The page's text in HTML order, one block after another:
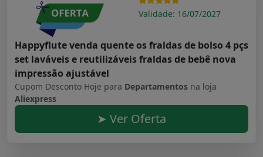
Validade: 16/07/2027
Happyflute venda quente os fraldas de bolso 4 pçs
set laváveis e reutilizáveis fraldas de bebê nova
impressão ajustável
Cupom Desconto Hoje para Departamentos na loja
Aliexpress
➤ Ver Oferta